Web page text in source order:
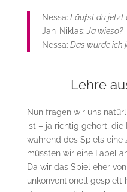
Nessa: Läufst du jetzt
Jan-Niklas:Ja wieso?
Nessa: Das würde ich
Lehre
Nun fragen wir uns
ist – ja richtig gehört, die
während des Spiels eine
müssten wir eine Fabel
Da wir das Spiel eher
unkonventionell gespielt